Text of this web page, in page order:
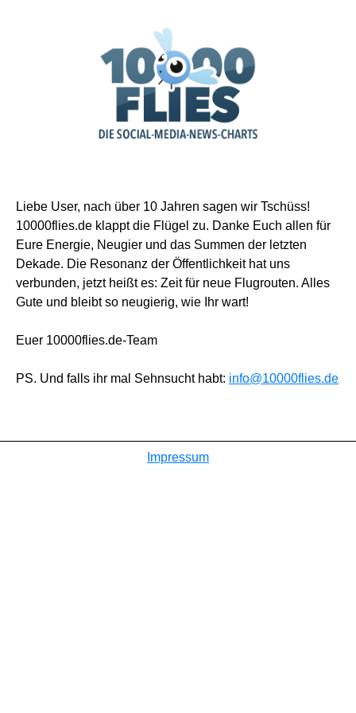
Liebe User, nach über 10 Jahren sagen wir Tschüss!
10000flies.de klappt die Flügel zu. Danke Euch allen für
Eure Energie, Neugier und das Summen der letzten
Dekade. Die Resonanz der Öffentlichkeit hat uns
verbunden, jetzt heißt es: Zeit für neue Flugrouten. Alles
Gute und bleibt so neugierig, wie Ihr wart!
Euer 10000flies.de-Team
PS. Und falls ihr mal Sehnsucht habt: info@10000flies.de
Impressum